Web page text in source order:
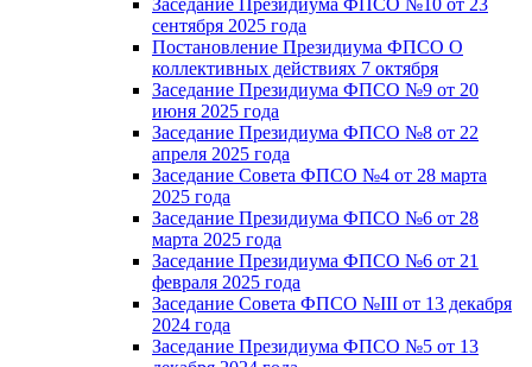
сентября 2025 года
Постановление Президиума ФПСО О
коллективных действиях 7 октября
Заседание Президиума ФПСО №9 от 20
июня 2025 года
Заседание Президиума ФПСО №8 от 22
апреля 2025 года
Заседание Совета ФПСО №4 от 28 марта
2025 года
Заседание Президиума ФПСО №6 от 28
марта 2025 года
Заседание Президиума ФПСО №6 от 21
февраля 2025 года
Заседание Совета ФПСО №III от 13 декабря
2024 года
Заседание Президиума ФПСО №5 от 13